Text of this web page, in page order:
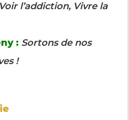
Voir l’addiction, Vivre la
: Sortons de nos
!